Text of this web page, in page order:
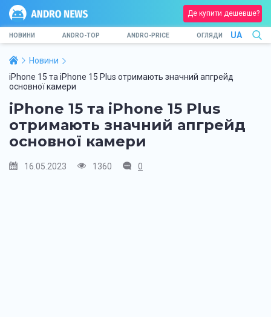
Де купити дешевше?
НОВИНИ ANDRO-TOP ANDRO-PRICE ОГЛЯДИ UA
Новини
iPhone 15 та iPhone 15 Plus отримають значний апгрейд
основної камери
iPhone 15 та iPhone 15 Plus
отримають значний апгрейд
основної камери
16.05.2023 1360 0